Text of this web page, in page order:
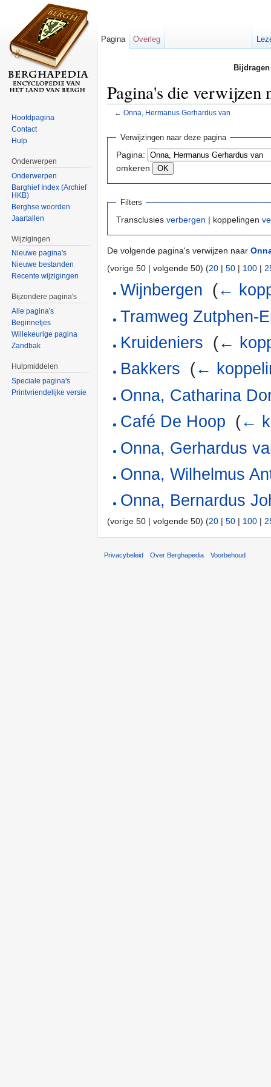
Pagina's die verwijzen
← Onna, Hermanus Gerhardus van
Verwijzingen naar deze pagina
Pagina:
omkeren
Filters
Transclusies verbergen | koppelingen
De volgende pagina's verwijzen naar
(vorige 50 | volgende 50) (20 | 50 | 100 |
Wijnbergen (←
Tramweg Zutphen-
Kruideniers (←
Bakkers (←
Onna, Catharina
Café De Hoop (←
Onna, Gerhardus
Onna, Wilhelmus
Onna, Bernardus
(vorige 50 | volgende 50) (20 | 50 | 100 |
Pagina Overleg
Hoofdpagina
Contact
Hulp
Onderwerpen
Onderwerpen
Barghief Index (Archief
HKB)
Berghse woorden
Jaartallen
Wijzigingen
Nieuwe pagina's
Nieuwe bestanden
Recente wijzigingen
Bijzondere pagina's
Alle pagina's
Beginnetjes
Willekeurige pagina
Zandbak
Hulpmiddelen
Speciale pagina's
Printvriendelijke versie
Privacybeleid Over Berghapedia Voorbehoud